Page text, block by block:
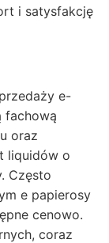
i satysfakcję
e-
fachową
oraz
liquidów o
Często
e papierosy
cenowo.
coraz